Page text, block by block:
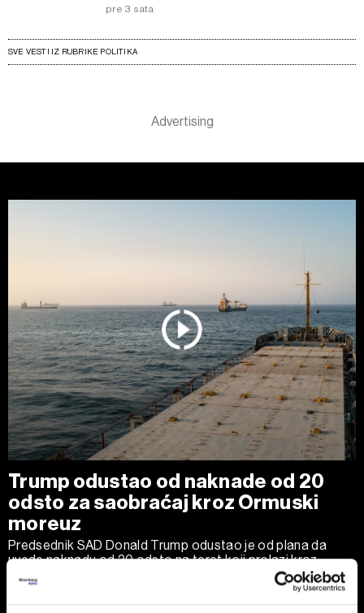
pre 3 sata
SVE VESTI IZ RUBRIKE POLITIKA
Trump odustao od naknade od 20
odsto za saobraćaj kroz Ormuski
moreuz
Predsednik SAD Donald Trump odustao je od plana da
uvede naknadu od 20 odsto na teret koji prolazi kroz
Ormuski moreuz, nakon što su saveznici Vašingtona iz
zemalja Persijskog zaliva zatražili da odustane od toga.